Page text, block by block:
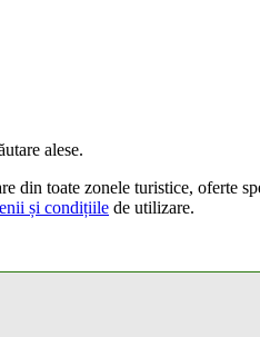
alese.
din toate zonele turistice, oferte
și condițiile de utilizare.